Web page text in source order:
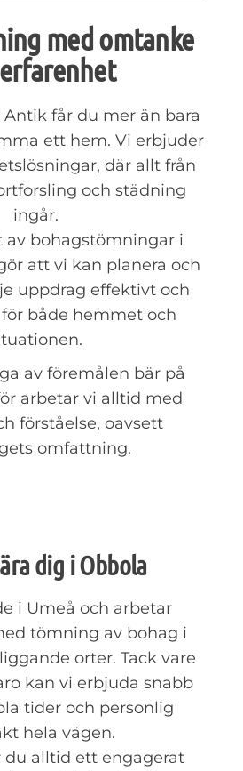
med omtanke
Antik får du mer än bara
ett hem. Vi erbjuder
där allt från
och städning
ingår.
av bohagstömningar i
att vi kan planera och
uppdrag effektivt och
både hemmet och
av föremålen bär på
arbetar vi alltid med
förståelse, oavsett
omfattning.
dig i Obbola
i Umeå och arbetar
tömning av bohag i
orter. Tack vare
kan vi erbjuda snabb
tider och personlig
hela vägen.
du alltid ett engagerat